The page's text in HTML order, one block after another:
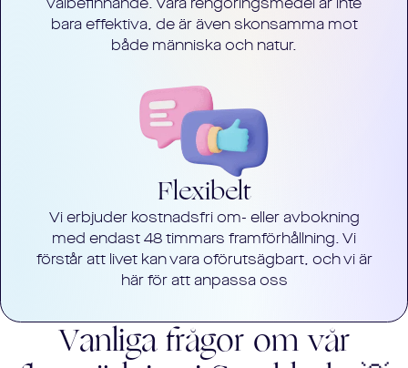
bara effektiva, de är även skonsamma mot
både människa och natur.
Flexibelt
Vi erbjuder kostnadsfri om- eller avbokning
med endast 48 timmars framförhållning. Vi
förstår att livet kan vara oförutsägbart, och vi är
här för att anpassa oss
Vanliga frågor om vår